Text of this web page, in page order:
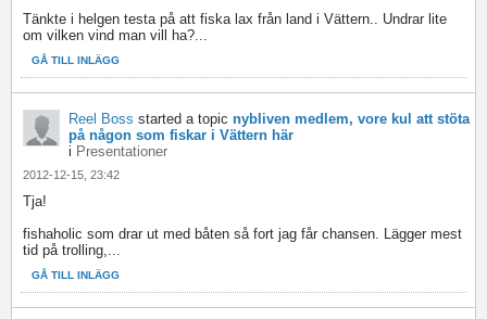
Tänkte i helgen testa på att fiska lax från land i Vättern.. Undrar lite
om vilken vind man vill ha?...
GÅ TILL INLÄGG
Reel Boss started a topic nybliven medlem, vore kul att stöta
på någon som fiskar i Vättern här
i Presentationer
2012-12-15, 23:42
Tja!
fishaholic som drar ut med båten så fort jag får chansen. Lägger mest
tid på trolling,...
GÅ TILL INLÄGG